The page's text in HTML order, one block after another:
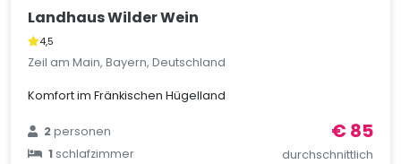
Landhaus Wilder Wein
4,5
Zeil am Main, Bayern, Deutschland
Komfort im Fränkischen Hügelland
2personen
1schlafzimmer
€ 85
durchschnittlich